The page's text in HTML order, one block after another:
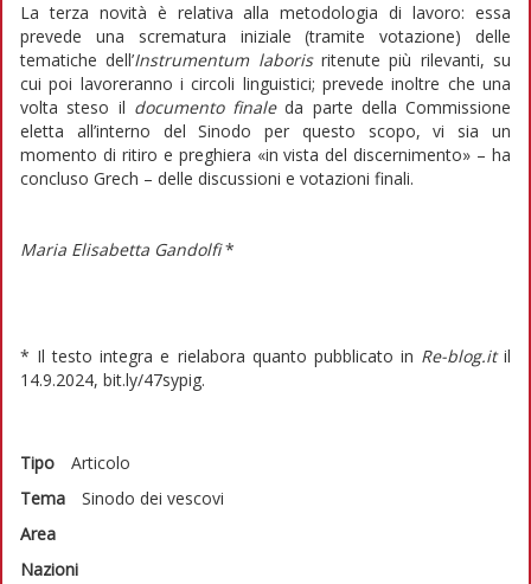
La terza novità è relativa alla metodologia di lavoro: essa
prevede una scrematura iniziale (tramite votazione) delle
tematiche dell’Instrumentum laborisritenute più rilevanti, su
cui poi lavoreranno i circoli linguistici; prevede inoltre che una
volta steso il documento finaleda parte della Commissione
eletta all’interno del Sinodo per questo scopo, vi sia un
momento di ritiro e preghiera «in vista del discernimento» – ha
concluso Grech – delle discussioni e votazioni finali.
Maria Elisabetta Gandolfi*
* Il testo integra e rielabora quanto pubblicato in Re-blog.itil
14.9.2024, bit.ly/47sypig.
Tipo
Articolo
Tema
Sinodo dei vescovi
Area
Nazioni